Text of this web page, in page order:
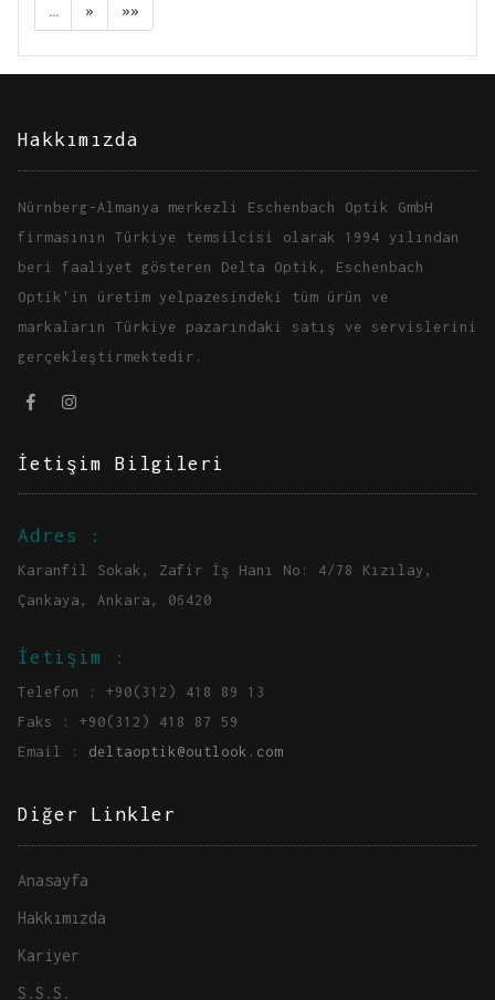
… » »»
Hakkımızda
Nürnberg-Almanya merkezli Eschenbach Optik GmbH
firmasının Türkiye temsilcisi olarak 1994 yılından
beri faaliyet gösteren Delta Optik, Eschenbach
Optik'in üretim yelpazesindeki tüm ürün ve
markaların Türkiye pazarındaki satış ve servislerini
gerçekleştirmektedir.
İetişim Bilgileri
Adres :
Karanfil Sokak, Zafir İş Hanı No: 4/78 Kızılay,
Çankaya, Ankara, 06420
İetişim :
Telefon : +90(312) 418 89 13
Faks : +90(312) 418 87 59
Email : deltaoptik@outlook.com
Diğer Linkler
Anasayfa
Hakkımızda
Kariyer
S.S.S.